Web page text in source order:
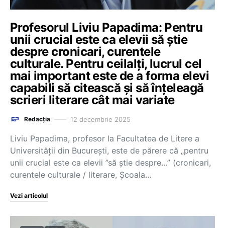
Profesorul Liviu Papadima: Pentru
unii crucial este ca elevii să știe
despre cronicari, curentele
culturale. Pentru ceilalți, lucrul cel
mai important este de a forma elevi
capabili să citească și să înțeleagă
scrieri literare cât mai variate
Redacția 12 decembrie 2025
Liviu Papadima, profesor la Facultatea de Litere a
Universității din București, este de părere că „pentru
unii crucial este ca elevii ”să știe despre…” (cronicari,
curentele culturale / literare, Școala…
Vezi articolul